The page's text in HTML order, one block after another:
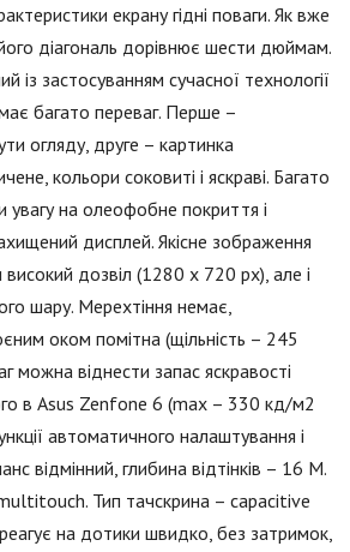
екрану гідні поваги. Як вже
діагональ дорівнює шести дюймам.
із застосуванням сучасної технології
багато переваг. Перше –
огляду, друге – картинка
кольори соковиті і яскраві. Багато
увагу на олеофобне покриття і
дисплей. Якісне зображення
високий дозвіл (1280 x 720 рх), але і
шару. Мерехтіння немає,
оком помітна (щільність – 245
можна віднести запас яскравості
в Asus Zenfone 6 (max – 330 кд/м2
автоматичного налаштування і
відмінний, глибина відтінків – 16 М.
Тип тачскрина – capacitive
на дотики швидко, без затримок,